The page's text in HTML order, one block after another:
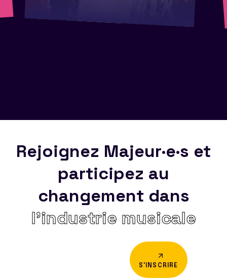
Rejoignez Majeur·e·s et
participez au
changement dans
l’industrie musicale
S'INSCRIRE